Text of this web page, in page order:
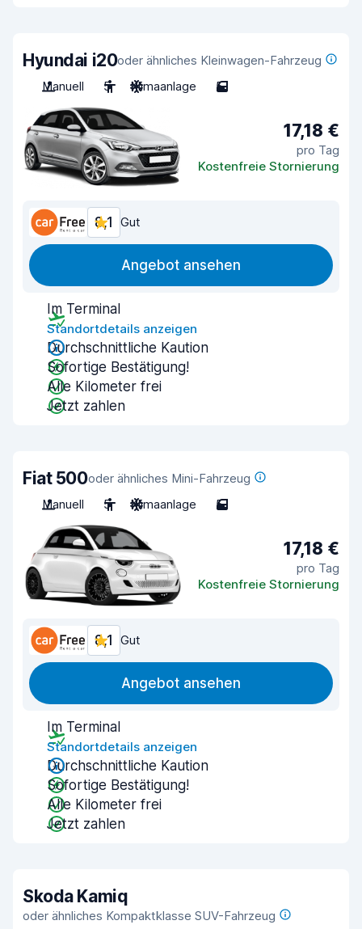
Hyundai i20oder ähnliches Kleinwagen-Fahrzeug
Manuell
5 Klimaanlage 5
17,18 €
pro Tag
Kostenfreie Stornierung
8,1 Gut
Angebot ansehen
Im Terminal
Standortdetails anzeigen
Durchschnittliche Kaution
Sofortige Bestätigung!
Alle Kilometer frei
Jetzt zahlen
Fiat 500oder ähnliches Mini-Fahrzeug
Manuell
5 Klimaanlage 5
17,18 €
pro Tag
Kostenfreie Stornierung
8,1 Gut
Angebot ansehen
Im Terminal
Standortdetails anzeigen
Durchschnittliche Kaution
Sofortige Bestätigung!
Alle Kilometer frei
Jetzt zahlen
Skoda Kamiq
oder ähnliches Kompaktklasse SUV-Fahrzeug